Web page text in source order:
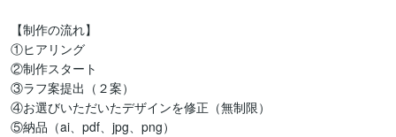
【制作の流れ】
①ヒアリング
②制作スタート
③ラフ案提出（２案）
④お選びいただいたデザインを修正（無制限）
⑤納品（ai、pdf、jpg、png）